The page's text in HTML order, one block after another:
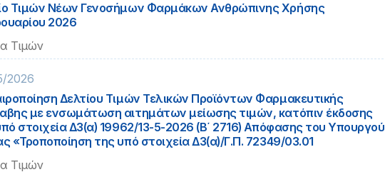
Τιμών Νέων Γενοσήμων Φαρμάκων Ανθρώπινης Χρήσης
2026
Τιμών
2026
Δελτίου Τιμών Τελικών Προϊόντων Φαρμακευτικής
με ενσωμάτωση αιτημάτων μείωσης τιμών, κατόπιν έκδοσης
στοιχεία Δ3(α) 19962/13-5-2026 (Β΄ 2716) Απόφασης του Υπουργού
«Τροποποίηση της υπό στοιχεία Δ3(α)/Γ.Π. 72349/03.01
Τιμών